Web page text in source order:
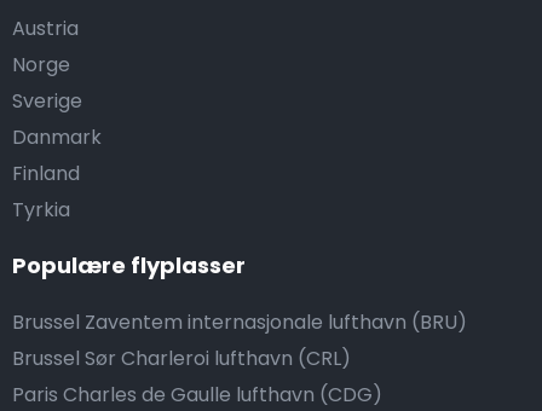
Austria
Norge
Sverige
Danmark
Finland
Tyrkia
Populære flyplasser
Brussel Zaventem internasjonale lufthavn (BRU)
Brussel Sør Charleroi lufthavn (CRL)
Paris Charles de Gaulle lufthavn (CDG)